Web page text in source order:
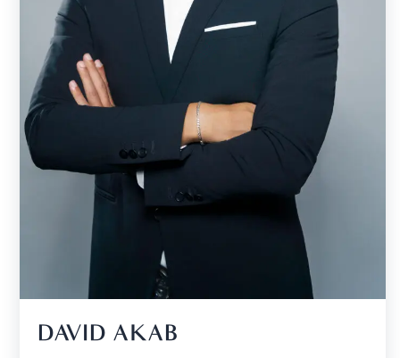
DAVID AKAB